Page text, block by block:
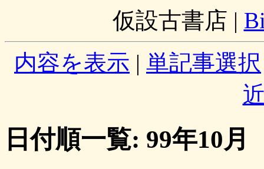
仮設古書店 |
内容を表示 | 単記事選択
日付順一覧: 99年10月